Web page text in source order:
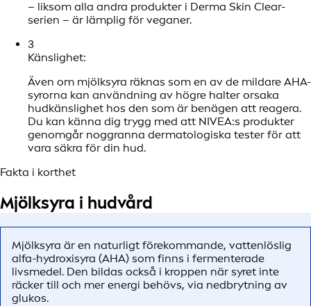
– liksom alla andra produkter i Derma Skin Clear-
serien – är lämplig för veganer.
3
Känslighet:
Även om mjölksyra räknas som en av de mildare AHA-
syrorna kan användning av högre halter orsaka
hudkänslighet hos den som är benägen att reagera.
Du kan känna dig trygg med att NIVEA:s produkter
genomgår noggranna dermatologiska tester för att
vara säkra för din hud.
Fakta i korthet
Mjölksyra i hudvård
Mjölksyra är en naturligt förekommande, vattenlöslig
alfa-hydroxisyra (AHA) som finns i fermenterade
livsmedel. Den bildas också i kroppen när syret inte
räcker till och mer energi behövs, via nedbrytning av
glukos.